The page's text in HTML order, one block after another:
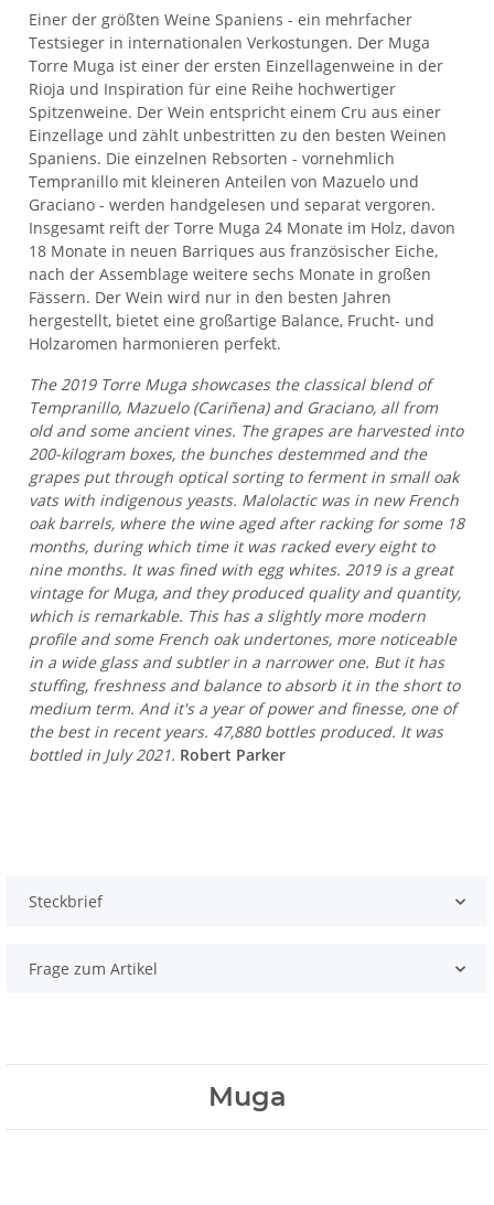
Einer der größten Weine Spaniens - ein mehrfacher
Testsieger in internationalen Verkostungen. Der Muga
Torre Muga ist einer der ersten Einzellagenweine in der
Rioja und Inspiration für eine Reihe hochwertiger
Spitzenweine. Der Wein entspricht einem Cru aus einer
Einzellage und zählt unbestritten zu den besten Weinen
Spaniens. Die einzelnen Rebsorten - vornehmlich
Tempranillo mit kleineren Anteilen von Mazuelo und
Graciano - werden handgelesen und separat vergoren.
Insgesamt reift der Torre Muga 24 Monate im Holz, davon
18 Monate in neuen Barriques aus französischer Eiche,
nach der Assemblage weitere sechs Monate in großen
Fässern. Der Wein wird nur in den besten Jahren
hergestellt, bietet eine großartige Balance, Frucht- und
Holzaromen harmonieren perfekt.
The 2019 Torre Muga showcases the classical blend of
Tempranillo, Mazuelo (Cariñena) and Graciano, all from
old and some ancient vines. The grapes are harvested into
200-kilogram boxes, the bunches destemmed and the
grapes put through optical sorting to ferment in small oak
vats with indigenous yeasts. Malolactic was in new French
oak barrels, where the wine aged after racking for some 18
months, during which time it was racked every eight to
nine months. It was fined with egg whites. 2019 is a great
vintage for Muga, and they produced quality and quantity,
which is remarkable. This has a slightly more modern
profile and some French oak undertones, more noticeable
in a wide glass and subtler in a narrower one. But it has
stuffing, freshness and balance to absorb it in the short to
medium term. And it's a year of power and finesse, one of
the best in recent years. 47,880 bottles produced. It was
bottled in July 2021. Robert Parker
Steckbrief
Frage zum Artikel
Muga